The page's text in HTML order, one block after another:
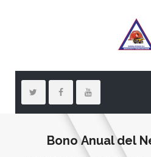
Bono Anual del